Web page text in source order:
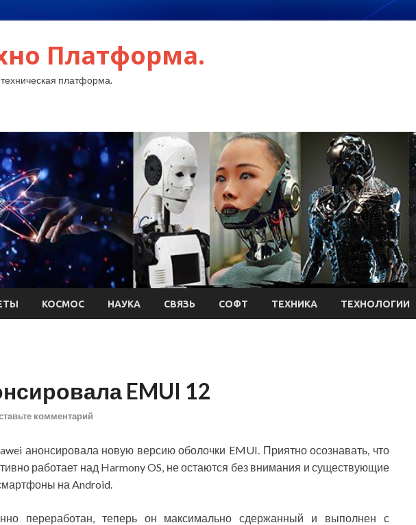
Платформа.
платформа.
КОСМОС НАУКА СВЯЗЬ СОФТ ТЕХНИКА ТЕХНОЛОГИИ
EMUI 12
комментарий
анонсировала новую версию оболочки EMUI. Приятно осознавать, что
работает над Harmony OS, не остаются без внимания и существующие
на Android.
переработан, теперь он максимально сдержанный и выполнен с